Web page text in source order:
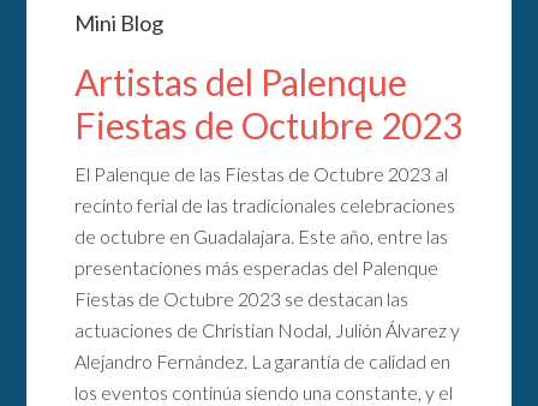
Mini Blog
Artistas del Palenque
Fiestas de Octubre 2023
El Palenque de las Fiestas de Octubre 2023 al
recinto ferial de las tradicionales celebraciones
de octubre en Guadalajara. Este año, entre las
presentaciones más esperadas del Palenque
Fiestas de Octubre 2023 se destacan las
actuaciones de Christian Nodal, Julión Álvarez y
Alejandro Fernández. La garantía de calidad en
los eventos continúa siendo una constante, y el